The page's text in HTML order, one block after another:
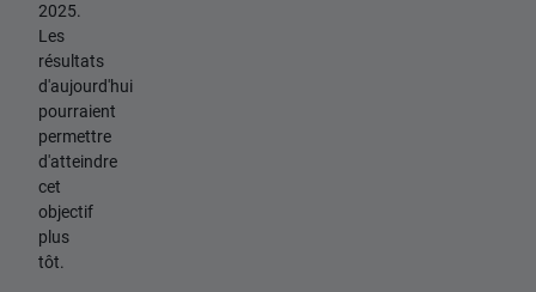
2025.
Les
résultats
d'aujourd'hui
pourraient
permettre
d'atteindre
cet
objectif
plus
tôt.